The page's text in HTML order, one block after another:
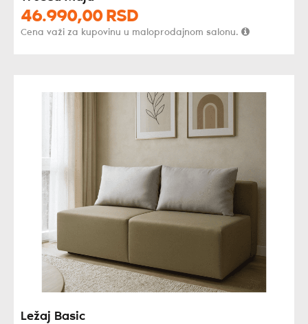
46.990,00 RSD
Cena važi za kupovinu u maloprodajnom salonu.
Ležaj Basic